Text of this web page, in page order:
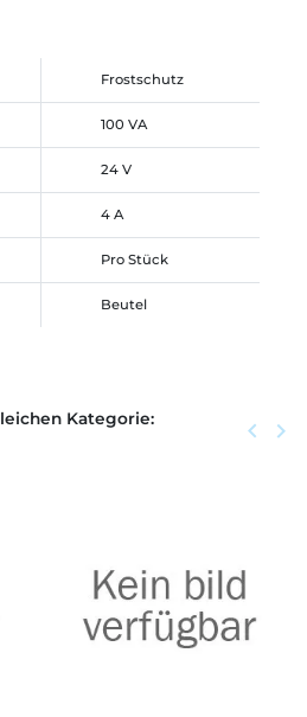
Frostschutz
100 VA
24 V
4 A
Pro Stück
Beutel
Kategorie: Zurück
keyboard_arrow_left keyboard_arrow_right